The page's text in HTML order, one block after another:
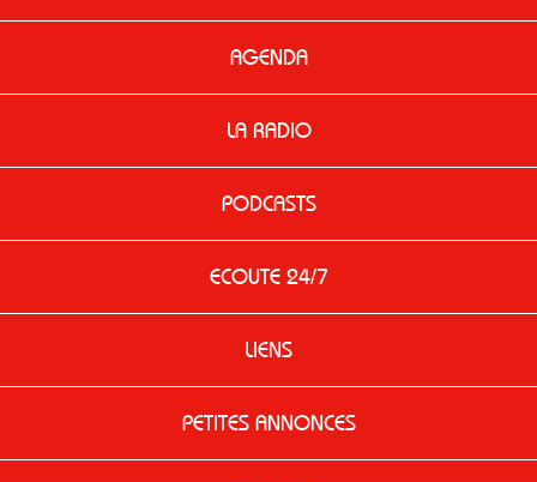
AGENDA
LA RADIO
PODCASTS
ECOUTE 24/7
LIENS
PETITES ANNONCES